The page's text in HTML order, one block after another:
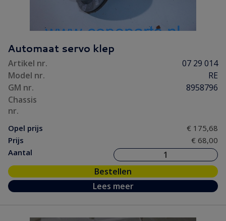
Automaat servo klep
Artikel nr.
07 29 014
Model nr.
RE
GM nr.
8958796
Chassis
nr.
Opel prijs
€ 175,68
Prijs
€ 68,00
Aantal
Bestellen
Lees meer